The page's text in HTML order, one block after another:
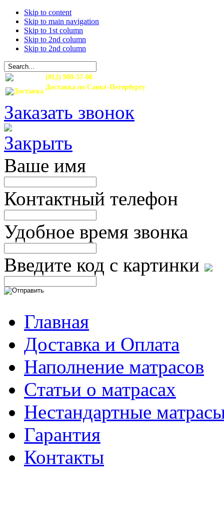
Skip to content
Skip to main navigation
Skip to 1st column
Skip to 2nd column
Skip to 2nd column
(812) 980-57-08
Доставка по Санкт-Петербургу
Заказать звонок
Ваше имя
Контактный телефон
Удобное время звонка
Введите код с картинки
Главная
Доставка и Оплата
Наполнение матрасов
Cтатьи о матрасах
Нестандартные
Гарантия
Контакты